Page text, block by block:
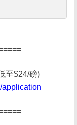
至$24/磅)
application